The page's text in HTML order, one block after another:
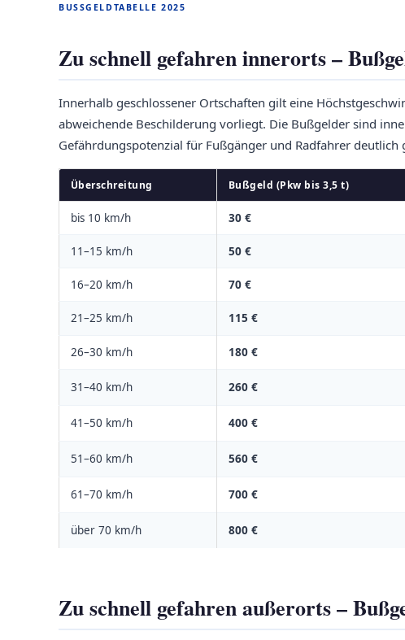
BUSSGELDTABELLE 2025
Zu schnell gefahren innerorts –
Innerhalb geschlossener Ortschaften gilt eine
abweichende Beschilderung vorliegt. Die Bußgelder sind
Gefährdungspotenzial für Fußgänger und Radfahrer deutlich
Überschreitung Bußgeld (Pkw bis 3,5 t)
bis 10 km/h 30 €
11–15 km/h 50 €
16–20 km/h 70 €
21–25 km/h 115 €
26–30 km/h 180 €
31–40 km/h 260 €
41–50 km/h 400 €
51–60 km/h 560 €
61–70 km/h 700 €
über 70 km/h 800 €
Zu schnell gefahren außerorts –